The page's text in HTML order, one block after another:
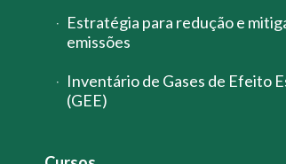
Estratégia para redução e
emissões
Inventário de Gases de Efeito
(GEE)